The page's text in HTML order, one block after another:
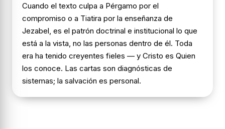
Cuando el texto culpa a Pérgamo por el
compromiso o a Tiatira por la enseñanza de
Jezabel, es el patrón doctrinal e institucional lo que
está a la vista, no las personas dentro de él. Toda
era ha tenido creyentes fieles — y Cristo es Quien
los conoce. Las cartas son diagnósticas de
sistemas; la salvación es personal.